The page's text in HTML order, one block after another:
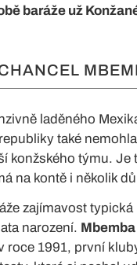
baráže už
laděného
také
konžského týmu.
na kontě i několik
zajímavost
narození.
roce 1991, první